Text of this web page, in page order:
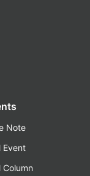
Note
Event
Column